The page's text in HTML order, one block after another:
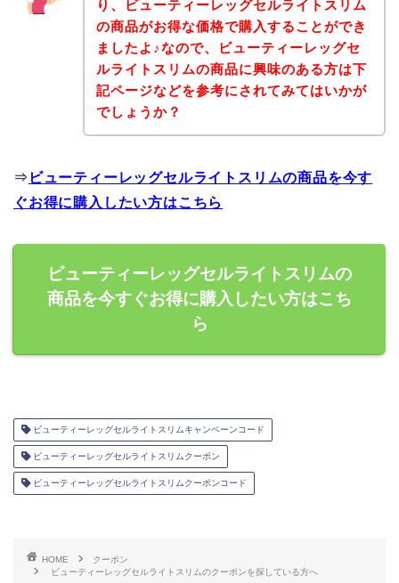
り、ビューティーレッグセルライトスリム
の商品がお得な価格で購入することができ
ましたよ♪なので、ビューティーレッグセ
ルライトスリムの商品に興味のある方は下
記ページなどを参考にされてみてはいかが
でしょうか？
⇒ ビューティーレッグセルライトスリムの商品を今す
ぐお得に購入したい方はこちら
ビューティーレッグセルライトスリムの
商品を今すぐお得に購入したい方はこち
ら
ビューティーレッグセルライトスリムキャンペーンコード
ビューティーレッグセルライトスリムクーポン
ビューティーレッグセルライトスリムクーポンコード
HOME
クーポン
ビューティーレッグセルライトスリムのクーポンを探している方へ